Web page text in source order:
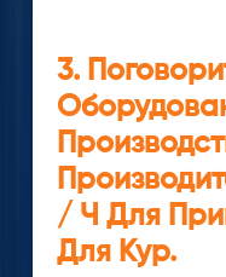
3.
/ Ч Для
Для Кур.